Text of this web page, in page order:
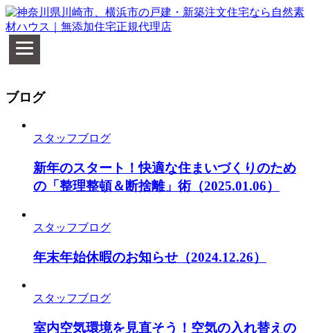
ブログ
スタッフブログ
新年のスタート！快適な住まいづくりのため
の「整理整頓＆断捨離」術（2025.01.06）
スタッフブログ
年末年始休暇のお知らせ （2024.12.26）
スタッフブログ
室内空気環境を見直そう！空気の入れ替えの